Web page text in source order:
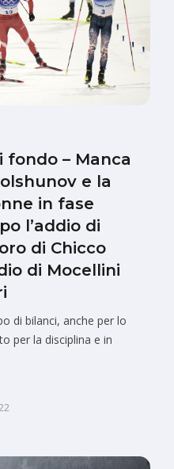
fondo – Manca
e la
in fase
l’addio di
di Chicco
di Mocellini
di bilanci, anche per lo
per la disciplina e in